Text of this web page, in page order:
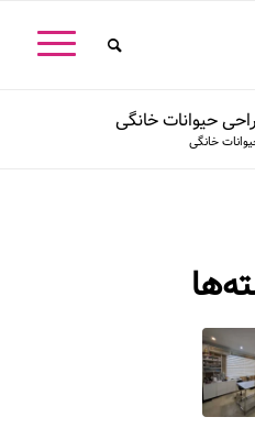
حیوانات خانگی
خانگی